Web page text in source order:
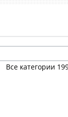
Все категории